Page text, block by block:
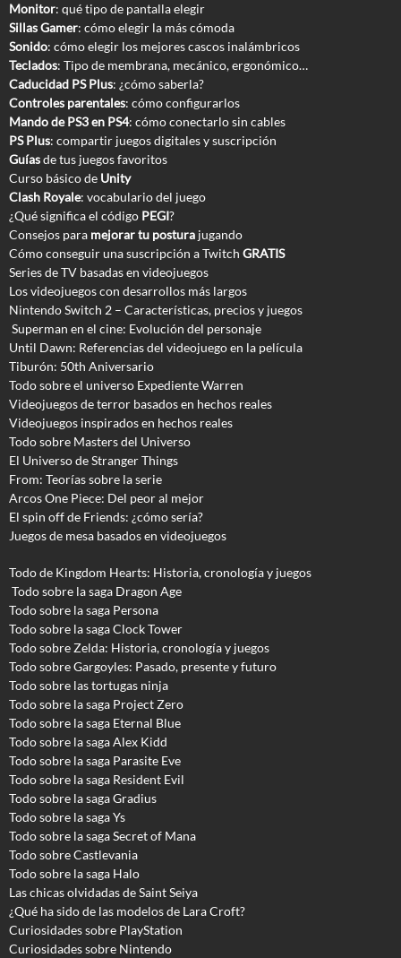
Monitor: qué tipo de pantalla elegir
Sillas Gamer: cómo elegir la más cómoda
Sonido: cómo elegir los mejores cascos inalámbricos
Teclados: Tipo de membrana, mecánico, ergonómico…
Caducidad PS Plus: ¿cómo saberla?
Controles parentales: cómo configurarlos
Mando de PS3 en PS4: cómo conectarlo sin cables
PS Plus: compartir juegos digitales y suscripción
Guíasde tus juegos favoritos
Curso básico de Unity
Clash Royale: vocabulario del juego
¿Qué significa el código PEGI?
Consejos para mejorar tu postura jugando
Cómo conseguir una suscripción a Twitch GRATIS
Series de TV basadas en videojuegos
Los videojuegos con desarrollos más largos
Nintendo Switch 2 – Características, precios y juegos
Superman en el cine: Evolución del personaje
Until Dawn: Referencias del videojuego en la película
Tiburón: 50th Aniversario
Todo sobre el universo Expediente Warren
Videojuegos de terror basados en hechos reales
Videojuegos inspirados en hechos reales
Todo sobre Masters del Universo
El Universo de Stranger Things
From: Teorías sobre la serie
Arcos One Piece: Del peor al mejor
El spin off de Friends: ¿cómo sería?
Juegos de mesa basados en videojuegos
Todo de Kingdom Hearts: Historia, cronología y juegos
Todo sobre la saga Dragon Age
Todo sobre la saga Persona
Todo sobre la saga Clock Tower
Todo sobre Zelda: Historia, cronología y juegos
Todo sobre Gargoyles: Pasado, presente y futuro
Todo sobre las tortugas ninja
Todo sobre la saga Project Zero
Todo sobre la saga Eternal Blue
Todo sobre la saga Alex Kidd
Todo sobre la saga Parasite Eve
Todo sobre la saga Resident Evil
Todo sobre la saga Gradius
Todo sobre la saga Ys
Todo sobre la saga Secret of Mana
Todo sobre Castlevania
Todo sobre la saga Halo
Las chicas olvidadas de Saint Seiya
¿Qué ha sido de las modelos de Lara Croft?
Curiosidades sobre PlayStation
Curiosidades sobre Nintendo